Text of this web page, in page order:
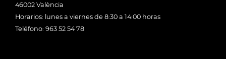
46002 València
Horarios: lunes a viernes de 8:30 a 14:00 horas
Teléfono: 963 52 54 78